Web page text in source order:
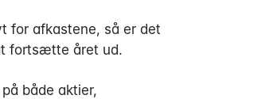
for afkastene, så er det
fortsætte året ud.
både aktier,